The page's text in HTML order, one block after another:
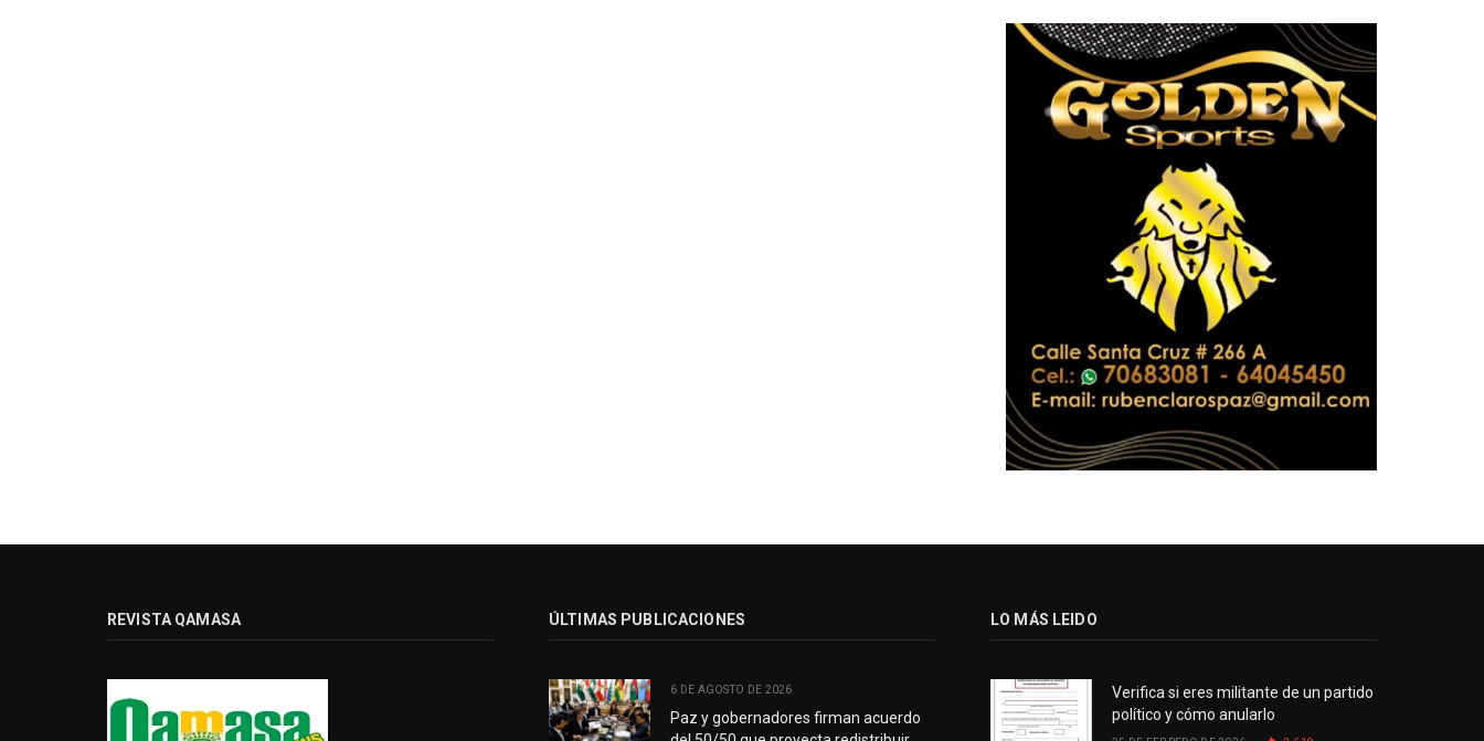
REVISTA QAMASA ÚLTIMAS PUBLICACIONES
6 DE AGOSTO DE 2026
Paz y gobernadores firman acuerdo
LO MÁS LEIDO
Verifica si eres militante de un partido
político y cómo anularlo